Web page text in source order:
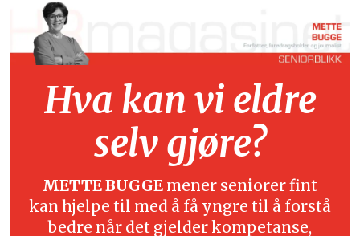
Hva kan vi eldre
selv gjøre?
METTE BUGGE mener seniorer fint
kan hjelpe til med å få yngre til å forstå
bedre når det gjelder kompetanse,